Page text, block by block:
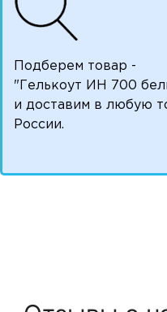
Подберем товар -
"Гелькоут ИН 700
и доставим в любую
России.